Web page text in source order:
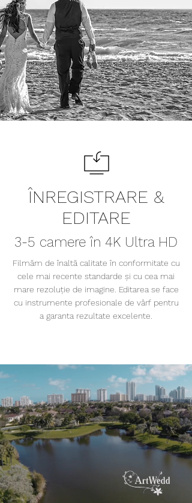
ÎNREGISTRARE &
EDITARE
3-5 camere în 4K Ultra HD
Filmăm de înaltă calitate în conformitate cu
cele mai recente standarde și cu cea mai
mare rezoluție de imagine. Editarea se face
cu instrumente profesionale de vârf pentru
a garanta rezultate excelente.